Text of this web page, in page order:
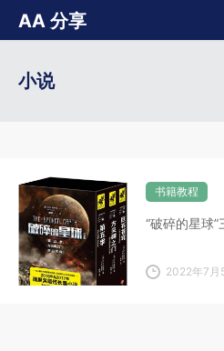
AA 分享
小说
书籍教程
“破碎的星球
2022年7月